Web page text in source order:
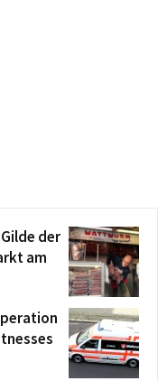
der
am